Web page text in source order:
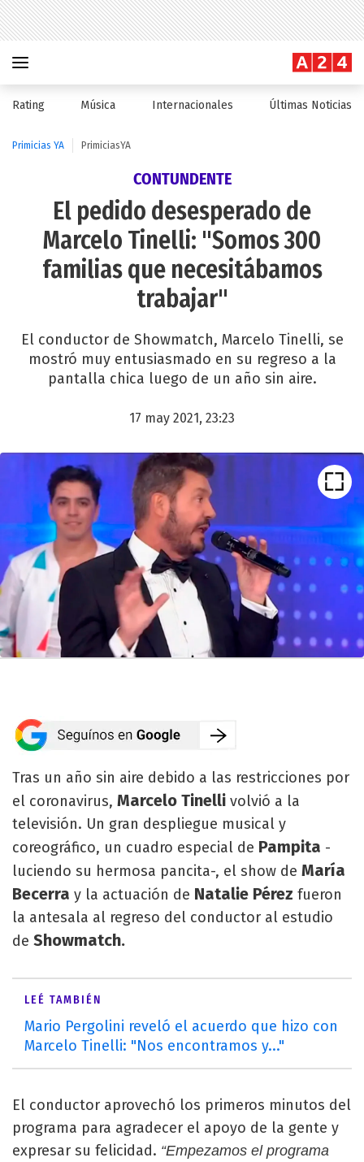
Rating Música Internacionales Últimas Noticias
Primicias YA PrimiciasYA
CONTUNDENTE
El pedido desesperado de
Marcelo Tinelli: "Somos 300
familias que necesitábamos
trabajar"
El conductor de Showmatch, Marcelo Tinelli, se
mostró muy entusiasmado en su regreso a la
pantalla chica luego de un año sin aire.
17 may 2021, 23:23
Tras un año sin aire debido a las restricciones por
el coronavirus, Marcelo Tinelli volvió a la
televisión. Un gran despliegue musical y
coreográfico, un cuadro especial de Pampita -
luciendo su hermosa pancita-, el show de María
Becerra y la actuación de Natalie Pérez fueron
la antesala al regreso del conductor al estudio
de Showmatch.
LEÉ TAMBIÉN
Mario Pergolini reveló el acuerdo que hizo con
Marcelo Tinelli: "Nos encontramos y..."
El conductor aprovechó los primeros minutos del
programa para agradecer el apoyo de la gente y
expresar su felicidad. “Empezamos el programa